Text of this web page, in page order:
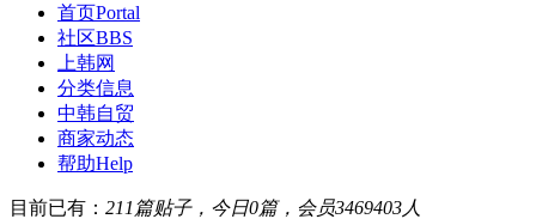
首页Portal
社区BBS
上韩网
分类信息
中韩自贸
商家动态
帮助Help
目前已有： 211篇贴子，今日0篇，会员3469403人